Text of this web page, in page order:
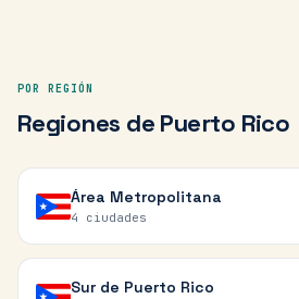
POR REGIÓN
Regiones de Puerto Rico
Área Metropolitana
4 ciudades
Sur de Puerto Rico